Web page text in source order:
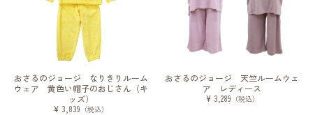
おさるのジョージ なりきりルーム
ウェア 黄色い帽子のおじさん（キ
ッズ）
¥ 3,839 （税込）
おさるのジョージ 天竺ルームウェ
ア レディース
¥ 3,289 （税込）